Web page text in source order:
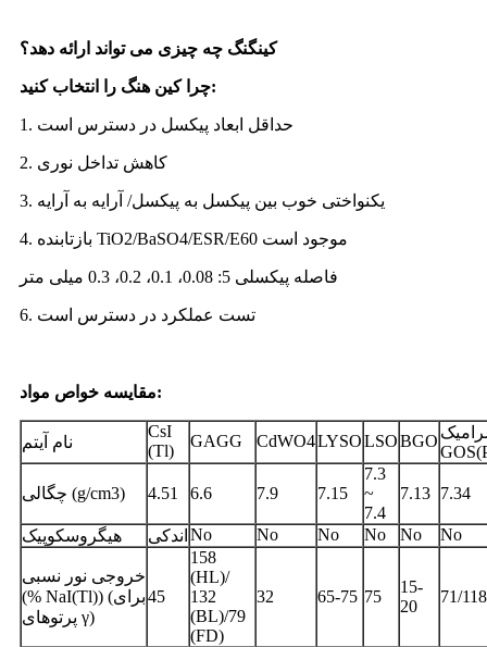
کینگنگ چه چیزی می تواند ارائه دهد؟
چرا کین هنگ را انتخاب کنید:
1. حداقل ابعاد پیکسل در دسترس است
2. کاهش تداخل نوری
3. یکنواختی خوب بین پیکسل به پیکسل/ آرایه به آرایه
4. بازتابنده TiO2/BaSO4/ESR/E60 موجود است
فاصله پیکسلی 5: 0.08، 0.1، 0.2، 0.3 میلی متر
6. تست عملکرد در دسترس است
مقایسه خواص مواد:
نام آیتم
CsI ​​
(Tl)
GAGG CdWO4LYSOLSOBGO
چگالی (g/cm3) 4.51 6.6 7.9 7.15
7.3
~
7.4
7.13 7.34
هیگروسکوپیک اندکی No No No No No No
خروجی نور نسبی
(% NaI(Tl)) (برای
پرتوهای γ)
45
158
(HL)/
132
(BL)/79
(FD)
32 65-75 75
15-
20
71/118